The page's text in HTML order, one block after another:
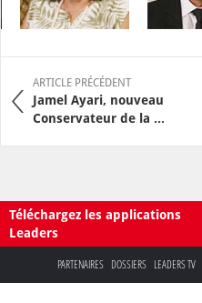
ARTICLE PRÉCÉDENT
Jamel Ayari, nouveau
Conservateur de la ...
Téléchargez les applications
Leaders
PARTENAIRES DOSSIERS LEADERS TV